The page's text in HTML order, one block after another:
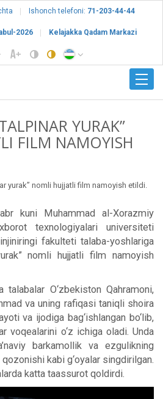
Ishonch telefoni: 71-203-44-44
2026 Kelajakka Qadam Markazi
YURAK”
FILM NAMOYISH
yurak” nomli hujjatli film namoyish etildi.
kuni Muhammad al-Xorazmiy
texnologiyalari universiteti
fakulteti talaba-yoshlariga
nomli hujjatli film namoyish
talabalar O‘zbekiston Qahramoni,
va uning rafiqasi taniqli shoira
va ijodiga bag‘ishlangan bo‘lib,
voqealarini o‘z ichiga oladi. Unda
barkamollik va ezgulikning
kabi g‘oyalar singdirilgan.
katta taassurot qoldirdi.